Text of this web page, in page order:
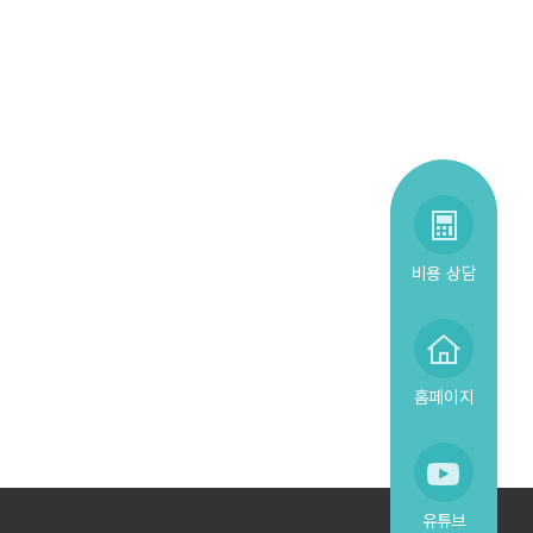
비용 상담
홈페이지
유튜브